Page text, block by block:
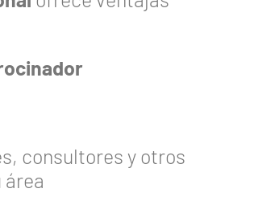
consultores y otros